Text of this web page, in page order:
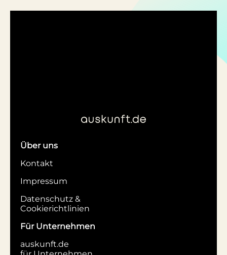
Über uns
Kontakt
Impressum
Datenschutz &
Cookierichtlinien
Für Unternehmen
auskunft.de